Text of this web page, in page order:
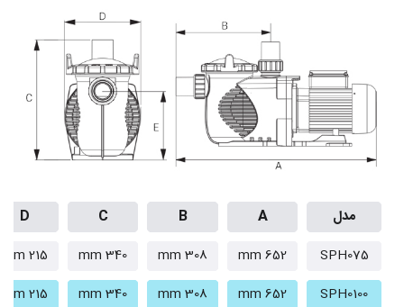
مدل A
B
C
D
SPH075
652 mm
308 mm
340 mm
215 mm
SPH0100
652 mm
308 mm
340 mm
215 mm